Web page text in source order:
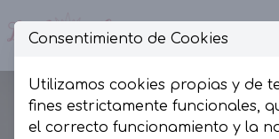
Consentimiento de Cookies
Utilizamos cookies propias y de
fines estrictamente funcionales,
el correcto funcionamiento y la